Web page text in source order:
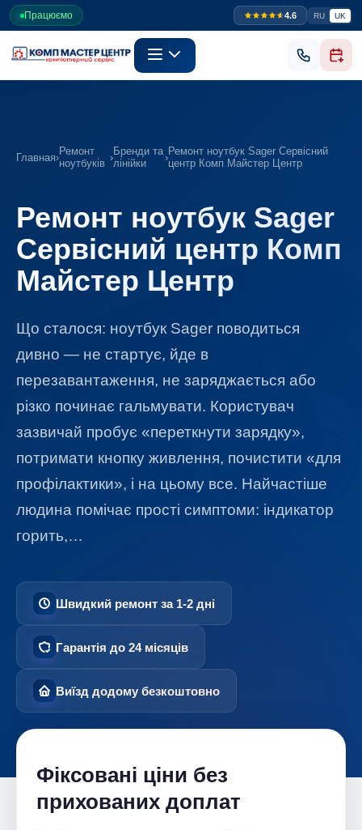
Працюємо 4.6 RU UK
Главная›Ремонт
ноутбуків ›Бренди та
лінійки
›Ремонт ноутбук Sager Сервісний
центр Комп Майстер Центр
Ремонт ноутбук Sager
Сервісний центр Комп
Майстер Центр
Що сталося: ноутбук Sager поводиться
дивно — не стартує, йде в
перезавантаження, не заряджається або
різко починає гальмувати. Користувач
зазвичай пробує «переткнути зарядку»,
потримати кнопку живлення, почистити «для
профілактики», і на цьому все. Найчастіше
людина помічає прості симптоми: індикатор
горить,…
Швидкий ремонт за 1-2 дні
Гарантія до 24 місяців
Виїзд додому безкоштовно
Фіксовані ціни без
прихованих доплат